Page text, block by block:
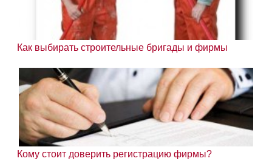
Как выбирать строительные бригады и фирмы
Кому стоит доверить регистрацию фирмы?